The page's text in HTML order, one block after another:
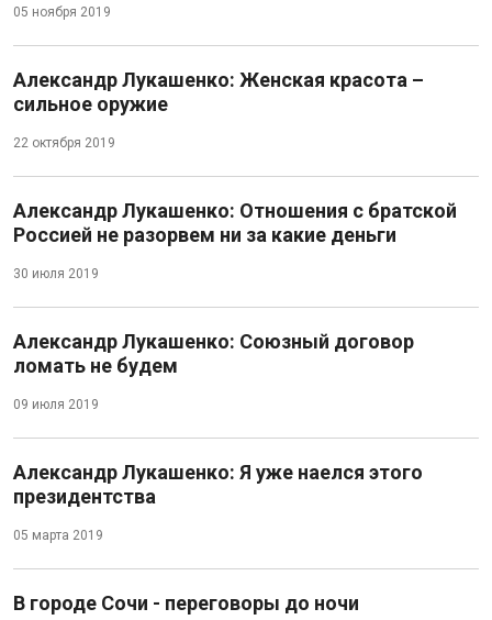
05 ноября 2019
Александр Лукашенко: Женская красота –
сильное оружие
22 октября 2019
Александр Лукашенко: Отношения с братской
Россией не разорвем ни за какие деньги
30 июля 2019
Александр Лукашенко: Союзный договор
ломать не будем
09 июля 2019
Александр Лукашенко: Я уже наелся этого
президентства
05 марта 2019
В городе Сочи - переговоры до ночи